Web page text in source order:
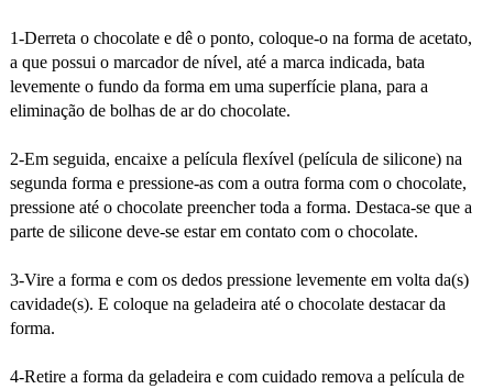
1-Derreta o chocolate e dê o ponto, coloque-o na forma de acetato,
a que possui o marcador de nível, até a marca indicada, bata
levemente o fundo da forma em uma superfície plana, para a
eliminação de bolhas de ar do chocolate.
2-Em seguida, encaixe a película flexível (película de silicone) na
segunda forma e pressione-as com a outra forma com o chocolate,
pressione até o chocolate preencher toda a forma. Destaca-se que a
parte de silicone deve-se estar em contato com o chocolate.
3-Vire a forma e com os dedos pressione levemente em volta da(s)
cavidade(s). E coloque na geladeira até o chocolate destacar da
forma.
4-Retire a forma da geladeira e com cuidado remova a película de